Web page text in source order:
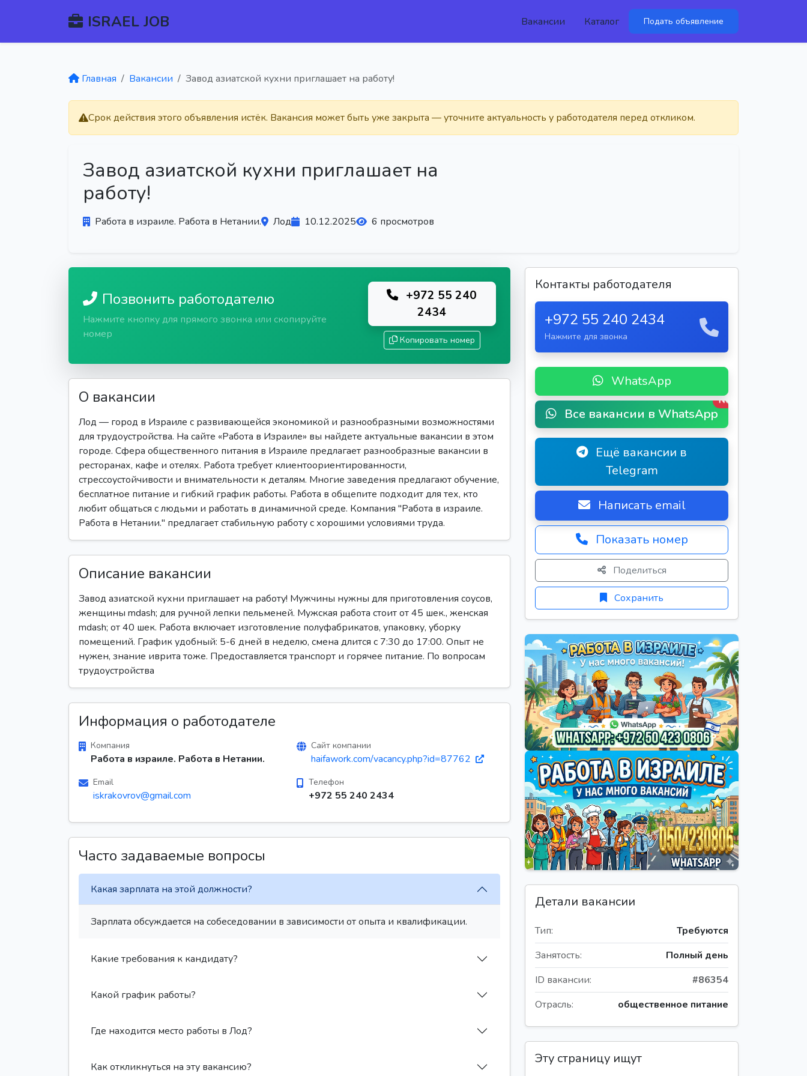
ISRAEL JOB Вакансии Каталог Подать объявление
Главная Вакансии Завод азиатской кухни приглашает на работу!
Срок действия этого объявления истёк. Вакансия может быть уже закрыта — уточните актуальность у работодателя перед откликом.
Завод азиатской кухни приглашает на
работу!
Работа в израиле. Работа в Нетании. Лод 10.12.2025 6 просмотров
Позвонить работодателю
Нажмите кнопку для прямого звонка или скопируйте
номер
+972 55 240
2434
Копировать номер
О вакансии
Лод — город в Израиле с развивающейся экономикой и разнообразными возможностями
для трудоустройства. На сайте «Работа в Израиле» вы найдете актуальные вакансии в этом
городе. Сфера общественного питания в Израиле предлагает разнообразные вакансии в
ресторанах, кафе и отелях. Работа требует клиентоориентированности,
стрессоустойчивости и внимательности к деталям. Многие заведения предлагают обучение,
бесплатное питание и гибкий график работы. Работа в общепите подходит для тех, кто
любит общаться с людьми и работать в динамичной среде. Компания "Работа в израиле.
Работа в Нетании." предлагает стабильную работу с хорошими условиями труда.
Описание вакансии
Завод азиатской кухни приглашает на работу! Мужчины нужны для приготовления соусов,
женщины mdash; для ручной лепки пельменей. Мужская работа стоит от 45 шек., женская
mdash; от 40 шек. Работа включает изготовление полуфабрикатов, упаковку, уборку
помещений. График удобный: 5-6 дней в неделю, смена длится с 7:30 до 17:00. Опыт не
нужен, знание иврита тоже. Предоставляется транспорт и горячее питание. По вопросам
трудоустройства
Информация о работодателе
Компания
Работа в израиле. Работа в Нетании.
Сайт компании
haifawork.com/vacancy.php?id=87762
Email
iskrakovrov@gmail.com
Телефон
+972 55 240 2434
Часто задаваемые вопросы
Какая зарплата на этой должности?
Зарплата обсуждается на собеседовании в зависимости от опыта и квалификации.
Какие требования к кандидату?
Какой график работы?
Где находится место работы в Лод?
Как откликнуться на эту вакансию?
Контакты работодателя
+972 55 240 2434
Нажмите для звонка
WhatsApp
Все вакансии в WhatsApp
New
Ещё вакансии в
Telegram
Написать email
Показать номер
Поделиться
Сохранить
Детали вакансии
Тип:
Требуются
Занятость:
Полный день
ID вакансии:
#86354
Отрасль:
общественное питание
Эту страницу ищут